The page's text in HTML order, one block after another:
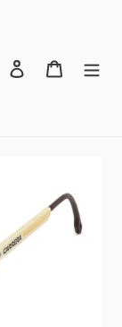
Accedi Carrello